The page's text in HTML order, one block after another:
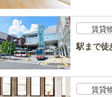
賃貸
駅まで徒
賃貸